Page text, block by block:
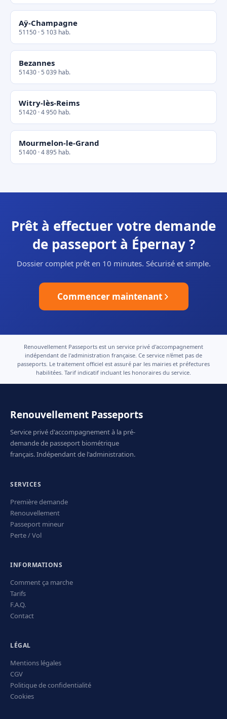
Aÿ-Champagne
51150 · 5 103 hab.
Bezannes
51430 · 5 039 hab.
Witry-lès-Reims
51420 · 4 950 hab.
Mourmelon-le-Grand
51400 · 4 895 hab.
Prêt à effectuer votre demande
de passeport à Épernay ?
Dossier complet prêt en 10 minutes. Sécurisé et simple.
Commencer maintenant
Renouvellement Passeports est un service privé d'accompagnement
indépendant de l'administration française. Ce service n'émet pas de
passeports. Le traitement officiel est assuré par les mairies et préfectures
habilitées. Tarif indicatif incluant les honoraires du service.
Renouvellement Passeports
Service privé d'accompagnement à la pré-
demande de passeport biométrique
français. Indépendant de l'administration.
SERVICES
Première demande
Renouvellement
Passeport mineur
Perte / Vol
INFORMATIONS
Comment ça marche
Tarifs
F.A.Q.
Contact
LÉGAL
Mentions légales
CGV
Politique de confidentialité
Cookies